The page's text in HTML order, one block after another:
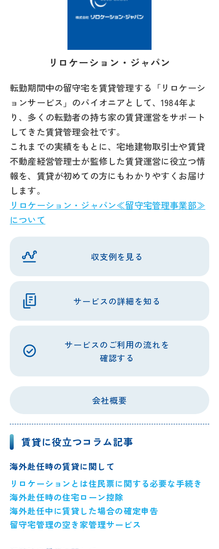
リロケーション・ジャパン
転勤期間中の留守宅を賃貸管理する「リロケーシ
ョンサービス」のパイオニアとして、1984年よ
り、多くの転勤者の持ち家の賃貸運営をサポート
してきた賃貸管理会社です。
これまでの実績をもとに、宅地建物取引士や賃貸
不動産経営管理士が監修した賃貸運営に役立つ情
報を、賃貸が初めての方にもわかりやすくお届け
します。
リロケーション・ジャパン≪留守宅管理事業部≫
について
収支例を見る
サービスの詳細を知る
サービスの ご利用の流れを
確認する
会社概要
賃貸に役立つコラム記事
海外赴任時の賃貸に関して
リロケーションとは住民票に関する必要な手続き
海外赴任時の住宅ローン控除
海外赴任中に賃貸した場合の確定申告
留守宅管理の空き家管理サービス